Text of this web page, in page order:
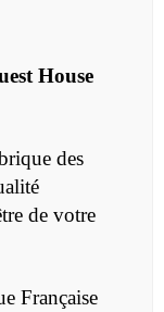
House
des
de votre
Française